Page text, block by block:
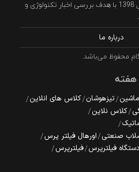
وبسایت نتگام در سال 1398 با هدف بررسی اخبار تکنولوژی و
درباره ما
محفوظ می‌باشد.
تیزهوشان کلاس های انلاین
کلاس نلاین
صنعتی اورهال فیلتر پرس
دستگاه فیلترپرس فیلترپرس